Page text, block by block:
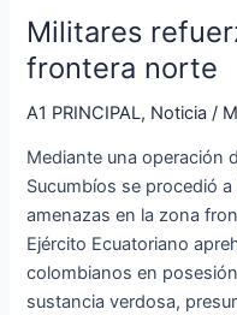
Militares
frontera norte
A1 PRINCIPAL, Noticia /
Mediante una operación
Sucumbíos se procedió
amenazas en la zona
Ejército Ecuatoriano
colombianos en
sustancia verdosa,
operativos
en
frontera